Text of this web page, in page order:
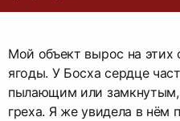
Мой объект вырос на этих
ягоды. У Босха сердце
пылающим или
греха. Я же увидела в нём